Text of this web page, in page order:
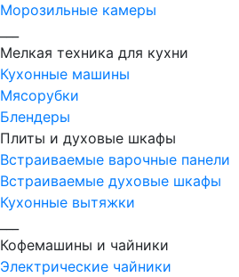
Морозильные камеры
Мелкая техника для кухни
Кухонные машины
Мясорубки
Блендеры
Плиты и духовые шкафы
Встраиваемые варочные панели
Встраиваемые духовые шкафы
Кухонные вытяжки
Кофемашины и чайники
Электрические чайники